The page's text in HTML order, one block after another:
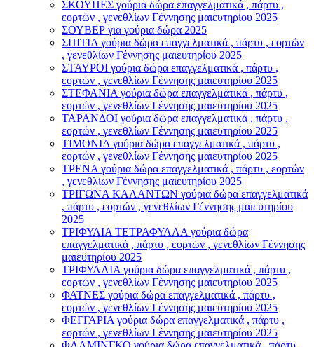
ΣΚΟΥΠΕΣ γούρια δώρα επαγγελματικά , πάρτυ ,
εορτών , γενεθλίων Γέννησης μαιευτηρίου 2025
ΣΟΥΒΕΡ για γούρια δώρα 2025
ΣΠΙΤΙΑ γούρια δώρα επαγγελματικά , πάρτυ , εορτών
, γενεθλίων Γέννησης μαιευτηρίου 2025
ΣΤΑΥΡΟI γούρια δώρα επαγγελματικά , πάρτυ ,
εορτών , γενεθλίων Γέννησης μαιευτηρίου 2025
ΣΤΕΦΑΝΙΑ γούρια δώρα επαγγελματικά , πάρτυ ,
εορτών , γενεθλίων Γέννησης μαιευτηρίου 2025
ΤΑΡΑΝΔΟΙ γούρια δώρα επαγγελματικά , πάρτυ ,
εορτών , γενεθλίων Γέννησης μαιευτηρίου 2025
ΤΙΜΟΝΙA γούρια δώρα επαγγελματικά , πάρτυ ,
εορτών , γενεθλίων Γέννησης μαιευτηρίου 2025
ΤΡΕΝΑ γούρια δώρα επαγγελματικά , πάρτυ , εορτών
, γενεθλίων Γέννησης μαιευτηρίου 2025
ΤΡΙΓΩΝΑ ΚΑΛΑΝΤΩΝ γούρια δώρα επαγγελματικά
, πάρτυ , εορτών , γενεθλίων Γέννησης μαιευτηρίου
2025
ΤΡΙΦΥΛΙΑ ΤΕΤΡΑΦΥΛΛΑ γούρια δώρα
επαγγελματικά , πάρτυ , εορτών , γενεθλίων Γέννησης
μαιευτηρίου 2025
ΤΡΙΦΥΛΛΙΑ γούρια δώρα επαγγελματικά , πάρτυ ,
εορτών , γενεθλίων Γέννησης μαιευτηρίου 2025
ΦΑΤΝΕΣ γούρια δώρα επαγγελματικά , πάρτυ ,
εορτών , γενεθλίων Γέννησης μαιευτηρίου 2025
ΦΕΓΓΑΡΙΑ γούρια δώρα επαγγελματικά , πάρτυ ,
εορτών , γενεθλίων Γέννησης μαιευτηρίου 2025